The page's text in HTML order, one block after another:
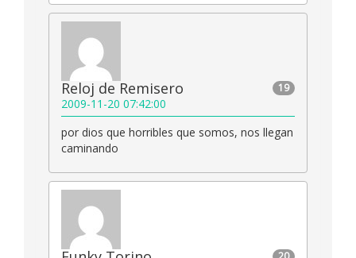
19
Reloj de Remisero
2009-11-20 07:42:00
por dios que horribles que somos, nos llegan
caminando